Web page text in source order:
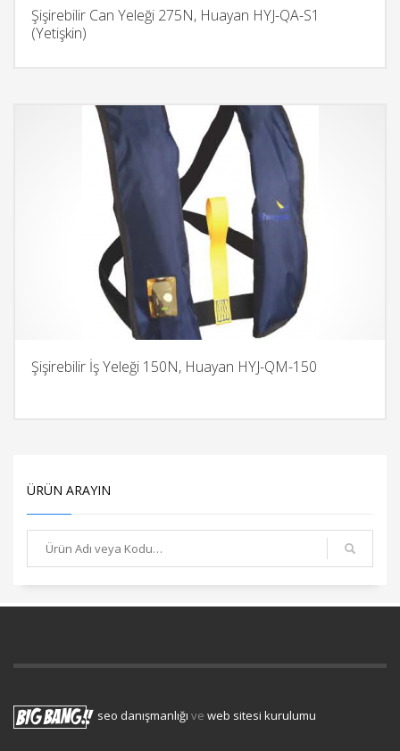
Şişirebilir Can Yeleği 275N, Huayan HYJ-QA-S1
(Yetişkin)
Şişirebilir İş Yeleği 150N, Huayan HYJ-QM-150
ÜRÜN ARAYIN
seo danışmanlığı ve web sitesi kurulumu